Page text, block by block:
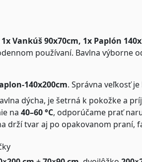
Vankúš 90x70cm, 1x Paplón
používaní. Bavlna výborne
140x200cm. Správna veľkosť
dýcha, je šetrná k pokožke a
na 40–60 °C, odporúčame prať
drží tvar aj po opakovanom praní,